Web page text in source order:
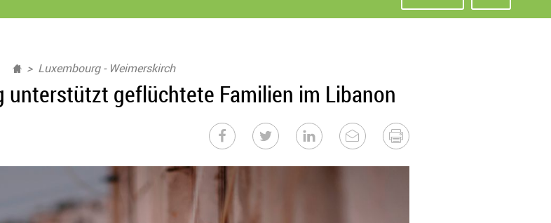
Luxembourg - Weimerskirch
unterstützt geflüchtete Familien im Libanon